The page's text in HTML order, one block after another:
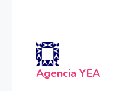
Agencia YEA